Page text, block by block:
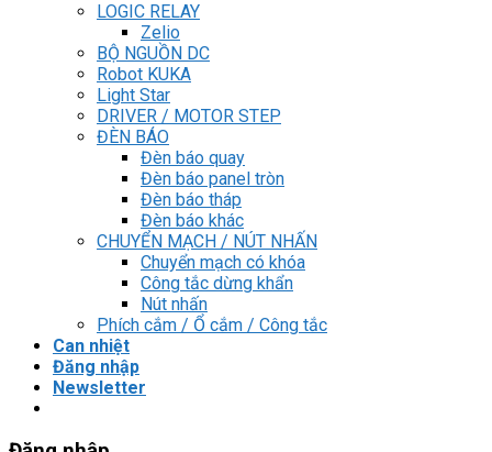
LOGIC RELAY
Zelio
BỘ NGUỒN DC
Robot KUKA
Light Star
DRIVER / MOTOR STEP
ĐÈN BÁO
Đèn báo quay
Đèn báo panel tròn
Đèn báo tháp
Đèn báo khác
CHUYỂN MẠCH / NÚT NHẤN
Chuyển mạch có khóa
Công tắc dừng khẩn
Nút nhấn
Phích cắm / Ổ cắm / Công tắc
Can nhiệt
Đăng nhập
Newsletter